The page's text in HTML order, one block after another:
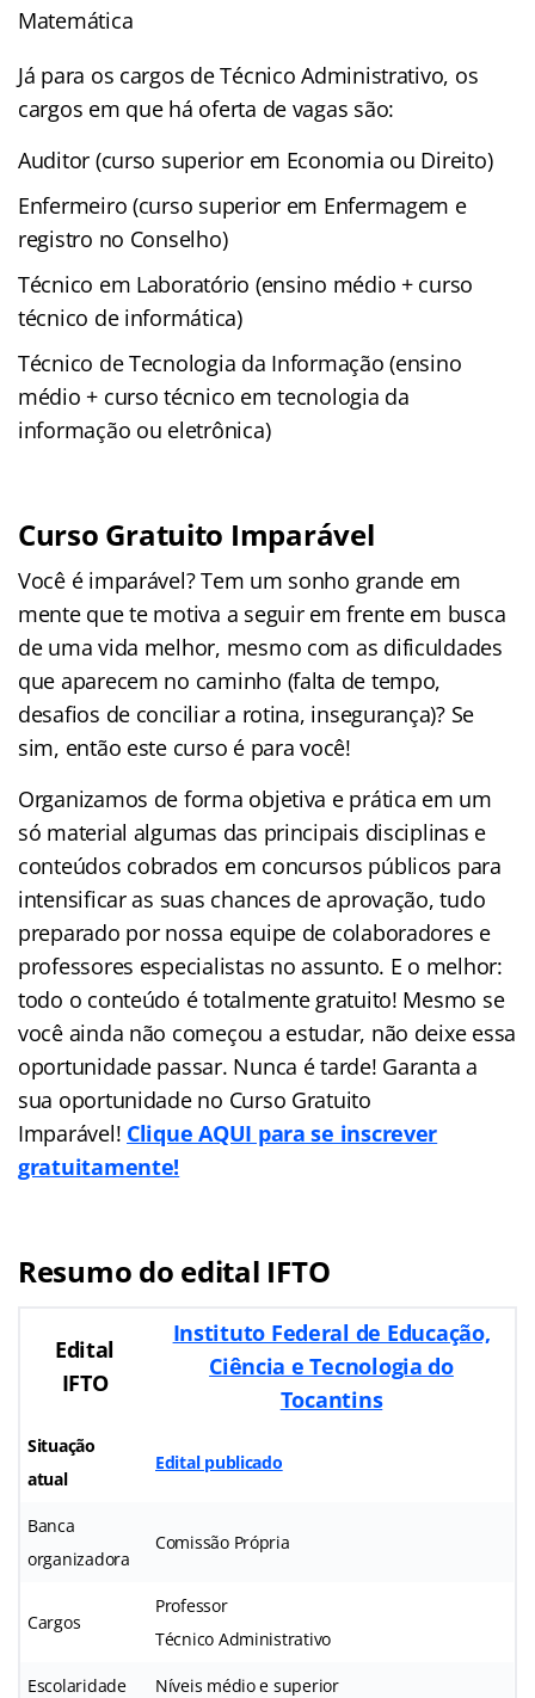
Matemática
Já para os cargos de Técnico Administrativo, os
cargos em que há oferta de vagas são:
Auditor (curso superior em Economia ou Direito)
Enfermeiro (curso superior em Enfermagem e
registro no Conselho)
Técnico em Laboratório (ensino médio + curso
técnico de informática)
Técnico de Tecnologia da Informação (ensino
médio + curso técnico em tecnologia da
informação ou eletrônica)
Curso Gratuito Imparável
Você é imparável? Tem um sonho grande em
mente que te motiva a seguir em frente em busca
de uma vida melhor, mesmo com as dificuldades
que aparecem no caminho (falta de tempo,
desafios de conciliar a rotina, insegurança)? Se
sim, então este curso é para você!
Organizamos de forma objetiva e prática em um
só material algumas das principais disciplinas e
conteúdos cobrados em concursos públicos para
intensificar as suas chances de aprovação, tudo
preparado por nossa equipe de colaboradores e
professores especialistas no assunto. E o melhor:
todo o conteúdo é totalmente gratuito! Mesmo se
você ainda não começou a estudar, não deixe essa
oportunidade passar. Nunca é tarde! Garanta a
sua oportunidade no Curso Gratuito
Imparável! Clique AQUI para se inscrever
gratuitamente!
Resumo do edital IFTO
Edital
IFTO
Instituto Federal de Educação,
Ciência e Tecnologia do
Tocantins
Situação
atual
Edital publicado
Banca
organizadora
Comissão Própria
Cargos
Professor
Técnico Administrativo
Escolaridade Níveis médio e superior